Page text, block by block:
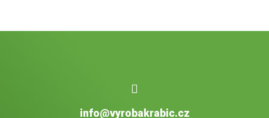
info@vyrobakrabic.cz